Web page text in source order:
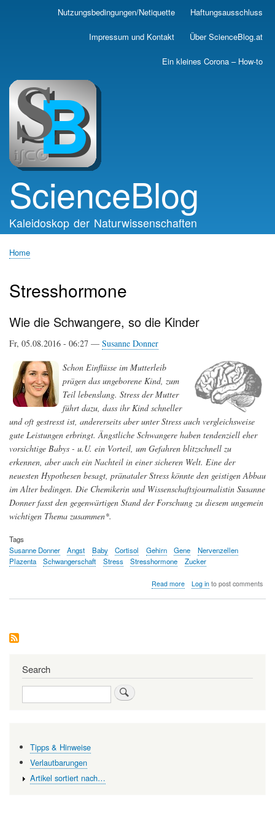
Skip
main
Nutzungsbedingungen/Netiquette Haftungsausschluss
Impressum und Kontakt Über ScienceBlog.at
Ein kleines Corona – How-to
ScienceBlog
Kaleidoskop der Naturwissenschaften
Home
Stresshormone
Wie die Schwangere, so die Kinder
Fr, 05.08.2016 - 06:27 — Susanne Donner
Schon Einflüsse im Mutterleib
prägen das ungeborene Kind, zum
Teil lebenslang. Stress der Mutter
führt dazu, dass ihr Kind schneller
und oft gestresst ist, andererseits aber unter Stress auch vergleichsweise
gute Leistungen erbringt. Ängstliche Schwangere haben tendenziell eher
vorsichtige Babys - u.U. ein Vorteil, um Gefahren blitzschnell zu
erkennen, aber auch ein Nachteil in einer sicheren Welt. Eine der
neuesten Hypothesen besagt, pränataler Stress könnte den geistigen Abbau
im Alter bedingen. Die Chemikerin und Wissenschaftsjournalistin Susanne
Donner fasst den gegenwärtigen Stand der Forschung zu diesem ungemein
wichtigen Thema zusammen*.
Tags
Susanne Donner
Angst Baby Cortisol Gehirn Gene
Nervenzellen
Plazenta
Schwangerschaft Stress Stresshormone Zucker
Read moreabout
Log into post comments
Search
Search
Tipps & Hinweise
Verlautbarungen
Artikel sortiert nach…